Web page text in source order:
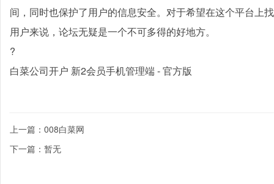
间，同时也保护了用户的信息安全。对于希望在这个平台上
用户来说，论坛无疑是一个不可多得的好地方。
?
白菜公司开户 新2会员手机管理端 - 官方版
上一篇：008白菜网
下一篇：暂无